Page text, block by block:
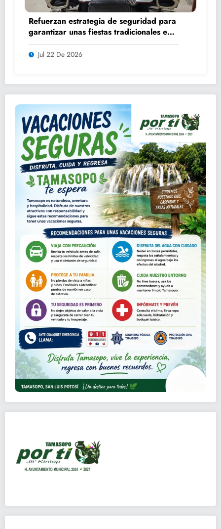
Refuerzan estrategia de seguridad para
garantizar unas fiestas tradicionales en
orden y tranquilidad
Jul 22 De 2026